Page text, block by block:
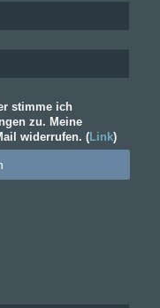
stimme ich
zu. Meine
widerrufen. (Link)